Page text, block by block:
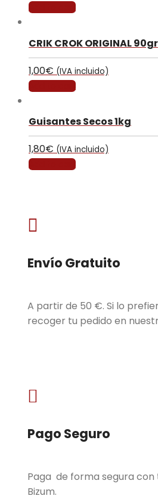
Add to cart
CRIK CROK ORIGINAL 90gr
1,00€ (IVA incluido)
Add to cart
Guisantes Secos 1kg
1,80€ (IVA incluido)
Add to cart

Envío Gratuito
A partir de 50 €. Si lo
recoger tu pedido en

Pago Seguro
Paga de forma segura
Bizum.